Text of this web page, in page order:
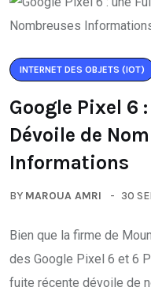
INTERNET DES OBJETS (IOT)
Google Pixel 6
Dévoile de
Informations
BY MAROUA AMRI 30
Bien que la firme de
des Google Pixel 6 et 6
fuite récente dévoile de